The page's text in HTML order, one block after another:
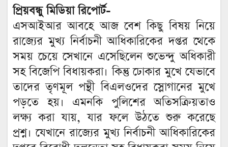
প্রিয়বন্ধু মিডিয়া রিপোর্ট-
এসআইআর আবহে আজ বেশ কিছু বিষয় নিয়ে
রাজ্যের মুখ্য নির্বাচনী আধিকারিকের দপ্তর থেকে
সময় চেয়ে সেখানে এসেছিলেন শুভেন্দু অধিকারী
সহ বিজেপি বিধায়করা। কিন্তু ঢোকার মুখে যেভাবে
তাদের তৃণমূল পন্থী বিএলওদের স্লোগানের মুখে
পড়তে হয়। এমনকি পুলিশের অতিসক্রিয়তাও
লক্ষ্য করা যায়, যার ফলে উঠতে শুরু করেছে
প্রশ্ন। যেখানে রাজ্যের মুখ্য নির্বাচনী আধিকারিকের